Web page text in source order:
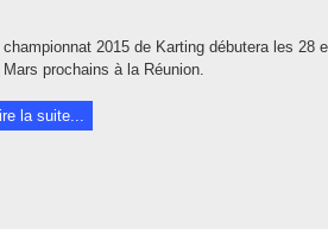
championnat 2015 de Karting débutera les 28
Mars prochains à la Réunion.
la suite...